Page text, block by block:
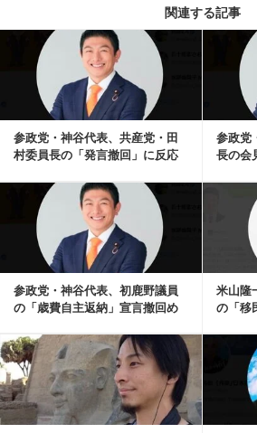
関連する記事
参政党・神谷代表、共産党・田
村委員長の「発言撤回」に反応
参政党
長の会
記事を読む
参政党・神谷代表、初鹿野議員
の「歳費自主返納」宣言撤回め
米山隆
の「移
記事を読む
記事を読む